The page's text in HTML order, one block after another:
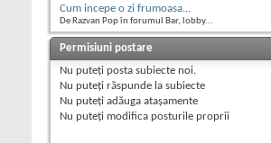
Cum incepe o zi frumoasa...
De Razvan Pop în forumul Bar, lobby...
Permisiuni postare
Nu puteţi posta subiecte noi.
Nu puteţi răspunde la subiecte
Nu puteţi adăuga ataşamente
Nu puteţi modifica posturile proprii